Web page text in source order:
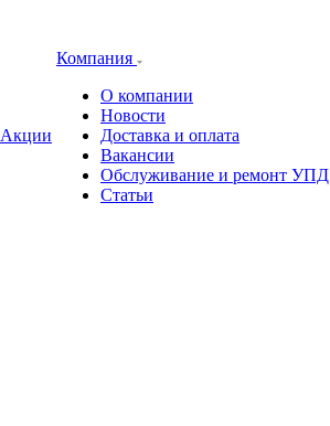
Акции
Компания
О компании
Новости
Доставка и оплата
Вакансии
Обслуживание и ремонт УПД
Статьи